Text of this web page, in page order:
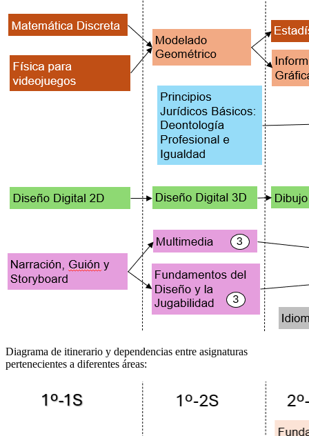
Diagrama de itinerario y dependencias entre asignaturas
pertenecientes a diferentes áreas: